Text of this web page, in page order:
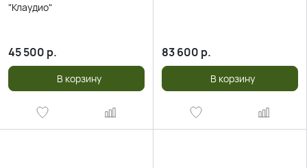
"Клаудио"
45 500 р.
В корзину
83 600 р.
В корзину